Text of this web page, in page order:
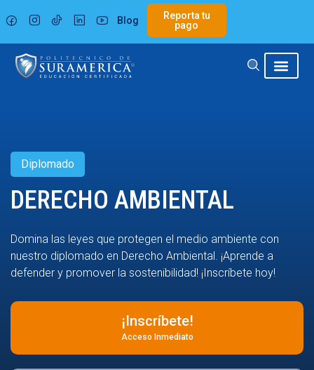
al
contenido
Blog
Reporta tu
pago
Diplomado
DERECHO AMBIENTAL
Domina las leyes que protegen el medio ambiente con
nuestro diplomado en Derecho Ambiental. ¡Aprende a
defender y promover la sostenibilidad! ¡Inscríbete hoy!
¡Inscríbete!
Acceso Inmediato